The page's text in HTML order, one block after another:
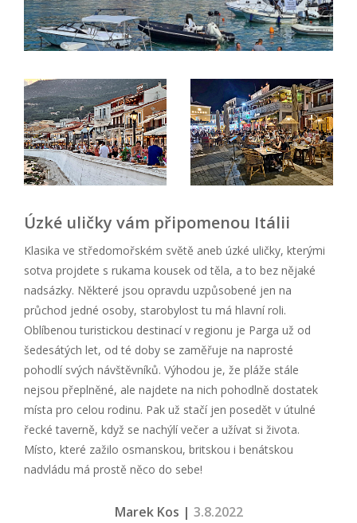
Úzké uličky vám připomenou Itálii
Klasika ve středomořském světě aneb úzké uličky, kterými
sotva projdete s rukama kousek od těla, a to bez nějaké
nadsázky. Některé jsou opravdu uzpůsobené jen na
průchod jedné osoby, starobylost tu má hlavní roli.
Oblíbenou turistickou destinací v regionu je Parga už od
šedesátých let, od té doby se zaměřuje na naprosté
pohodlí svých návštěvníků. Výhodou je, že pláže stále
nejsou přeplněné, ale najdete na nich pohodlně dostatek
místa pro celou rodinu. Pak už stačí jen posedět v útulné
řecké taverně, když se nachýlí večer a užívat si života.
Místo, které zažilo osmanskou, britskou i benátskou
nadvládu má prostě něco do sebe!
Marek Kos | 3.8.2022